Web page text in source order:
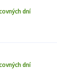
dní
dní